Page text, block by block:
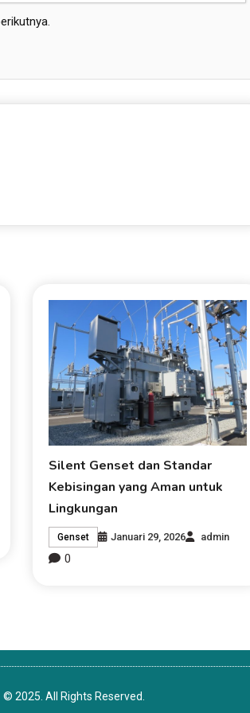
Silent Genset dan Standar
Kebisingan yang Aman untuk
Lingkungan
Genset Januari 29, 2026 admin
0